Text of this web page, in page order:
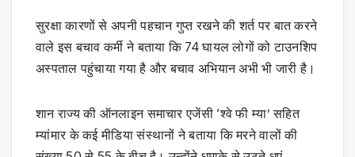
सुरक्षा कारणों से अपनी पहचान गुप्त रखने की शर्त पर बात करने
वाले इस बचाव कर्मी ने बताया कि 74 घायल लोगों को टाउनशिप
अस्पताल पहुंचाया गया है और बचाव अभियान अभी भी जारी है।
शान राज्य की ऑनलाइन समाचार एजेंसी ‘श्वे फी म्या’ सहित
म्यांमार के कई मीडिया संस्थानों ने बताया कि मरने वालों की